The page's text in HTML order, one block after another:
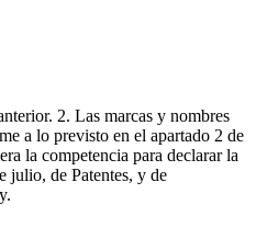
2. Las marcas y nombres
a lo previsto en el apartado 2 de
la competencia para declarar la
julio, de Patentes, y de